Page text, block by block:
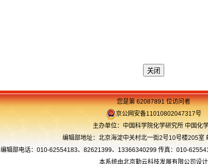
您是第 62087891 位访问者
京公网安备11010802047317号
主办单位：中国科学院化学研究所 中国化
编辑部地址：北京海淀中关村北一街2号10号楼205室
编辑部电话：010-62554183、82621399、13366340299 传真：010-
本系统由北京勤云科技发展有限公司设计